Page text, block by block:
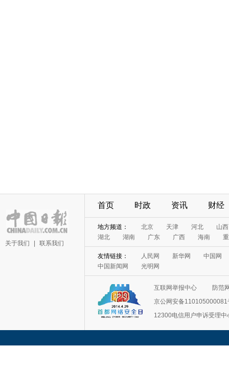
关于我们 联系我们
首页 时政 资讯 财经
地方频道： 北京 天津 河北
山西
湖北
湖南 广东 广西 海南
友情链接： 人民网 新华网
中国网
中国新闻网
光明网
互联网举报中心
防范
京公网安备110105000081
12300电信用户申诉受理中